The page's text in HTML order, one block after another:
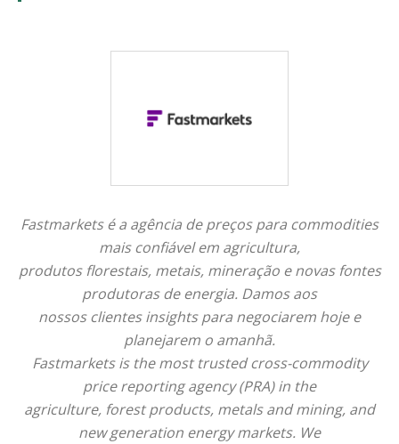
Fastmarkets é a agência de preços para commodities
mais confiável em agricultura,
produtos florestais, metais, mineração e novas fontes
produtoras de energia. Damos aos
nossos clientes insights para negociarem hoje e
planejarem o amanhã.
Fastmarkets is the most trusted cross-commodity
price reporting agency (PRA) in the
agriculture, forest products, metals and mining, and
new generation energy markets. We